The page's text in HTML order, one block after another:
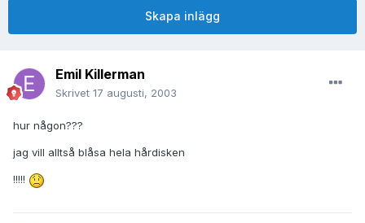
Skapa inlägg
Emil Killerman
Skrivet 17 augusti, 2003
hur någon???
jag vill alltså blåsa hela hårdisken
!!!!!